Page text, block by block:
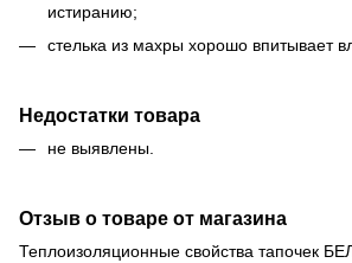
истиранию;
стелька из махры хорошо впитывает
Недостатки товара
не выявлены.
Отзыв о товаре от магазина
Теплоизоляционные свойства тапочек